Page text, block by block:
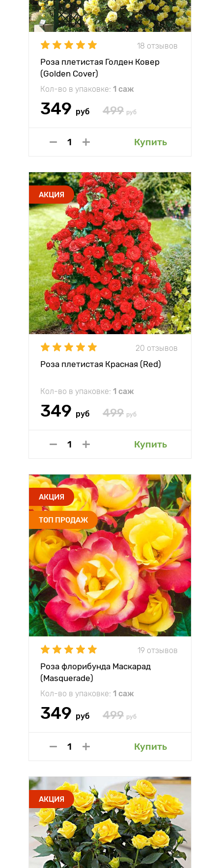
18 отзывов
Роза плетистая Голден Ковер
(Golden Cover)
Кол-во в упаковке: 1 саж
349 руб 499 руб
Купить
АКЦИЯ
20 отзывов
Роза плетистая Красная (Red)
Кол-во в упаковке: 1 саж
349 руб 499 руб
Купить
АКЦИЯ
ТОП ПРОДАЖ
19 отзывов
Роза флорибунда Маскарад
(Masquerade)
Кол-во в упаковке: 1 саж
349 руб 499 руб
Купить
АКЦИЯ